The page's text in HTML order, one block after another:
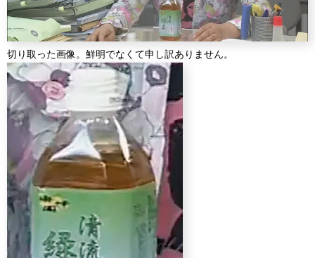
切り取った画像。鮮明でなくて申し訳ありません。